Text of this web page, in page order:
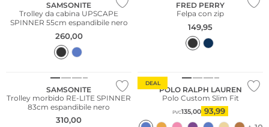
SAMSONITE
Trolley da cabina UPSCAPE
SPINNER 55cm espandibile nero
260,00
FRED PERRY
Felpa con zip
149,95
SAMSONITE
Trolley morbido RE-LITE SPINNER
83cm espandibile nero
310,00
DEAL
POLO RALPH LAUREN
Polo Custom Slim Fit
PVC135,00 93,99